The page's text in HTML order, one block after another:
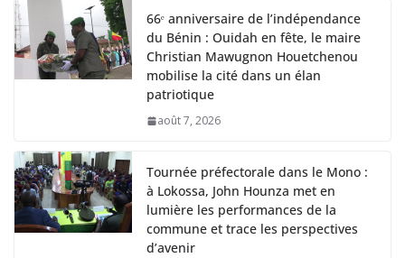
66ᵉ anniversaire de l’indépendance
du Bénin : Ouidah en fête, le maire
Christian Mawugnon Houetchenou
mobilise la cité dans un élan
patriotique
août 7, 2026
Tournée préfectorale dans le Mono :
à Lokossa, John Hounza met en
lumière les performances de la
commune et trace les perspectives
d’avenir